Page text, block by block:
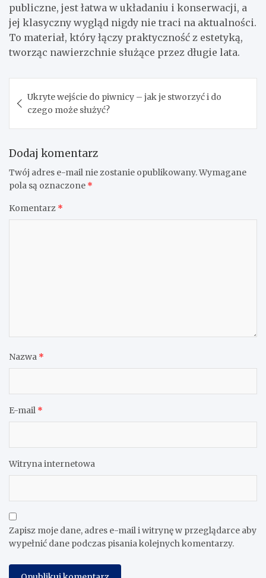
publiczne, jest łatwa w układaniu i konserwacji, a
jej klasyczny wygląd nigdy nie traci na aktualności.
To materiał, który łączy praktyczność z estetyką,
tworząc nawierzchnie służące przez długie lata.
wpisu
Ukryte wejście do piwnicy – jak je stworzyć i do
czego może służyć?
Dodaj komentarz
Twój adres e-mail nie zostanie opublikowany.Wymagane
pola są oznaczone *
Komentarz *
Nazwa *
E-mail *
Witryna internetowa
Zapisz moje dane, adres e-mail i witrynę w przeglądarce aby
wypełnić dane podczas pisania kolejnych komentarzy.